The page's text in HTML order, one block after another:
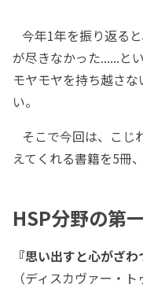
今年1年を振り返る
が尽きなかった......と
モヤモヤを持ち越さ
い。
そこで今回は、こじ
えてくれる書籍を5冊
HSP分野の第
『思い出すと心がざ
（ディスカヴァー・ト